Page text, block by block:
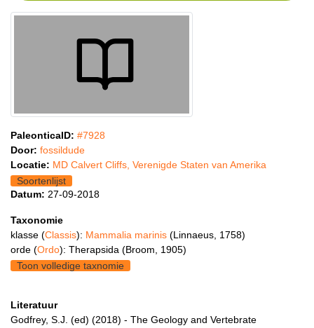
PaleonticaID: #7928
Door: fossildude
Locatie: MD Calvert Cliffs, Verenigde Staten van Amerika
Soortenlijst
Datum: 27-09-2018
Taxonomie
klasse (Classis): Mammalia marinis (Linnaeus, 1758)
orde (Ordo): Therapsida (Broom, 1905)
Toon volledige taxnomie
Literatuur
Godfrey, S.J. (ed) (2018) - The Geology and Vertebrate